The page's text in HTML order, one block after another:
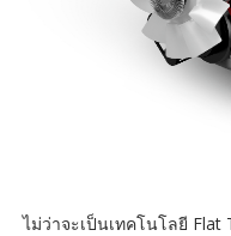
ไม่ว่าจะเป็นเทคโนโลยี